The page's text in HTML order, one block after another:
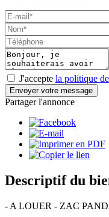
J'accepte la politique
Envoyer votre message
Partager l'annonce
Descriptif du
- A LOUER - ZAC